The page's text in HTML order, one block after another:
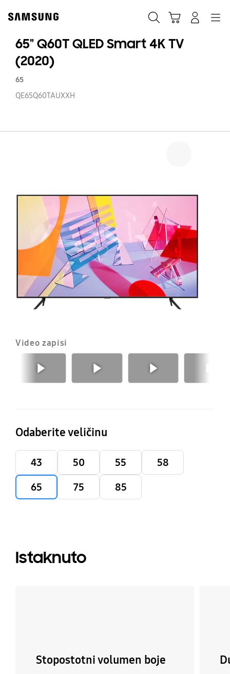
content
accessibility
65" Q60T QLED Smart 4K TV
(2020)
65
QE65Q60TAUXXH
Video zapisi
Odaberite veličinu
43 50 55
58
65
75 85
Istaknuto
Stopostotni volumen boje